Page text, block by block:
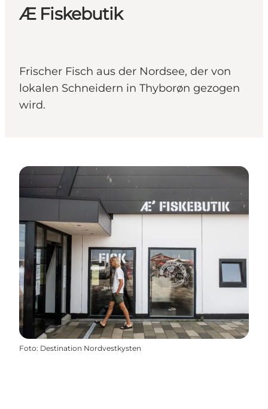
Æ Fiskebutik
Frischer Fisch aus der Nordsee, der von
lokalen Schneidern in Thyborøn gezogen
wird.
Foto: Destination Nordvestkysten